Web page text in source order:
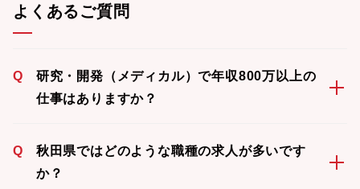
よくあるご質問
Q
研究・開発（メディカル）で年収800万以上の
仕事はありますか？
Q
秋田県ではどのような職種の求人が多いです
か？